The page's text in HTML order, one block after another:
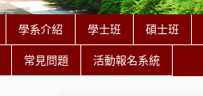
學系介紹 學士班 碩士班
常見問題 活動報名系統